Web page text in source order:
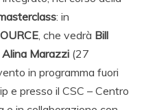
: in
, che vedrà Bill
Marazzi (27
in programma fuori
e presso il CSC – Centro